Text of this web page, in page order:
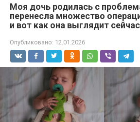
Моя дочь родилась с
перенесла множество
и вот как она выглядит
Опубликовано: 12.01.2026